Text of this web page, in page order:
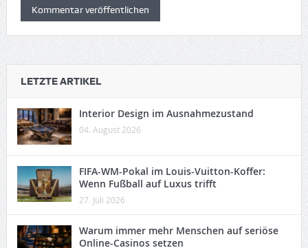
LETZTE ARTIKEL
Interior Design im Ausnahmezustand
04. August 2026
FIFA-WM-Pokal im Louis-Vuitton-Koffer:
Wenn Fußball auf Luxus trifft
27. Juli 2026
Warum immer mehr Menschen auf seriöse
Online-Casinos setzen